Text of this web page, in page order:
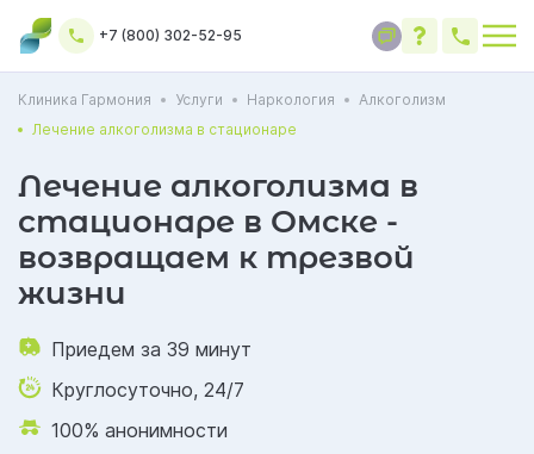
+7 (800) 302-52-95
Клиника Гармония Услуги Наркология
Алкоголизм
Лечение алкоголизма в стационаре
Лечение алкоголизма в
стационаре в Омске -
возвращаем к трезвой
жизни
Приедем за 39 минут
Круглосуточно, 24/7
100% анонимности